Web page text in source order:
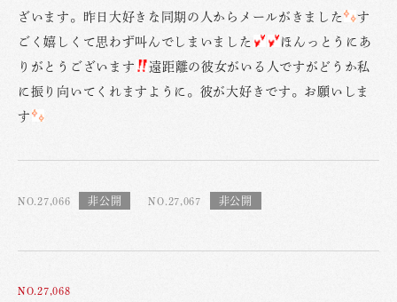
ざいます。昨日大好きな同期の人からメールがきました
す
ごく嬉しくて思わず叫んでしまいました
ほんっとうにあ
りがとうございます
遠距離の彼女がいる人ですがどうか私
に振り向いてくれますように。彼が大好きです。お願いしま
す
NO.27,066 NO.27,067
NO.27,068